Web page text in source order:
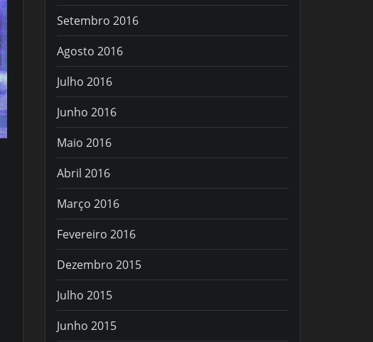
Setembro 2016
Agosto 2016
Julho 2016
Junho 2016
Maio 2016
Abril 2016
Março 2016
Fevereiro 2016
Dezembro 2015
Julho 2015
Junho 2015